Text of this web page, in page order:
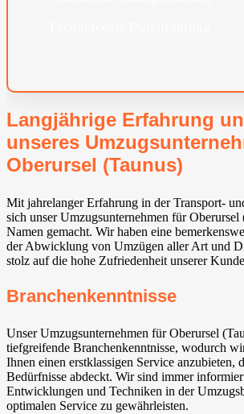
Langjährige Erfahrung
unseres
Oberursel (Taunus)
Mit jahrelanger Erfahrung in der Transport-
sich unser Umzugsunternehmen für Oberursel
Namen gemacht. Wir haben eine
der Abwicklung von Umzügen aller Art und
stolz auf die hohe Zufriedenheit unserer
Branchenkenntnisse
Unser Umzugsunternehmen für Oberursel
tiefgreifende Branchenkenntnisse, wodurch
Ihnen einen erstklassigen Service anzubieten,
Bedürfnisse abdeckt. Wir sind immer
Entwicklungen und Techniken in der
optimalen Service zu gewährleisten.